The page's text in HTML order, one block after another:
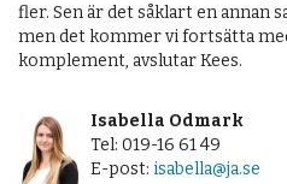
fler. Sen är det såklart en annan
men det kommer vi fortsätta
komplement, avslutar Kees.
Isabella Odmark
Tel: 019-16 61 49
E-post: isabella@ja.se